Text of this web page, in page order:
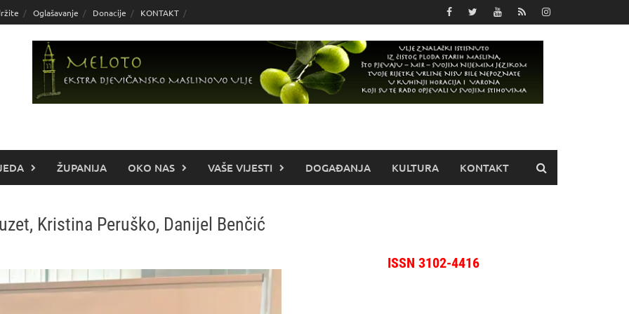
Oglašavanje Donacije KONTAKT
ŽUPANIJA OKO NAS VAŠE VIJESTI DOGAĐANJA KULTURA KONTAKT
Kristina Peruško, Danijel Benčić
ISSN 3102-4416